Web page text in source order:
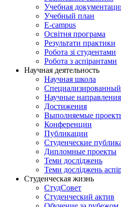
Учебная
Учебный план
E-campus
Освітня програма
Результати практики
Робота зі студентами
Робота з аспірантами
Научная деятельность
Научная школа
Научные направления
Достижения
Выполняемые
Конференции
Публикации
Студенческие
Дипломные проекты
Теми досліджень
Теми досліджень
Студенческая жизнь
СтудСовет
Студенческий актив